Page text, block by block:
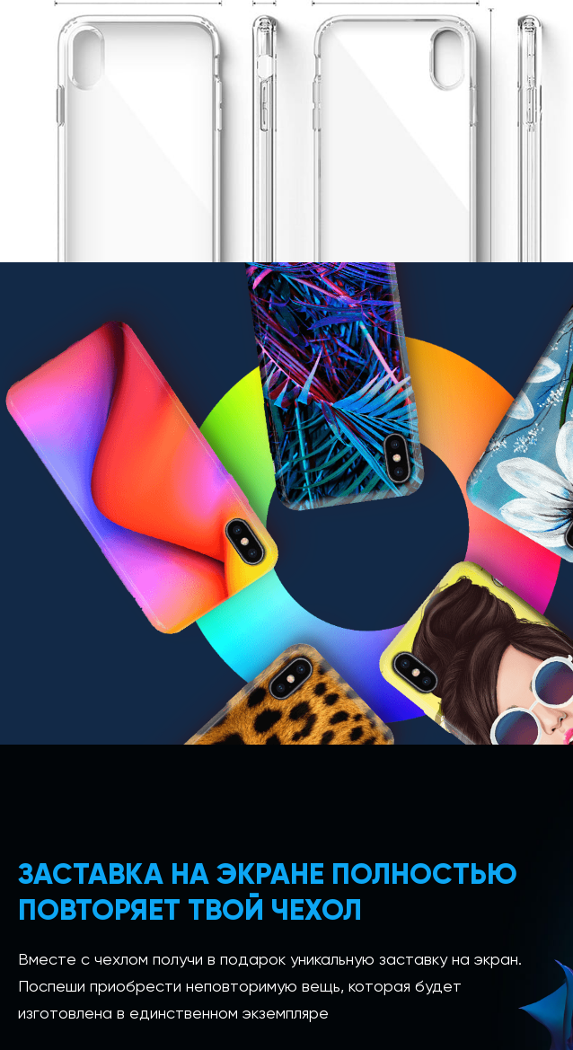
ЗАСТАВКА НА ЭКРАНЕ ПОЛНОСТЬЮ
ПОВТОРЯЕТ ТВОЙ ЧЕХОЛ
Вместе с чехлом получи в подарок уникальную заставку на экран.
Поспеши приобрести неповторимую вещь, которая будет
изготовлена в единственном экземпляре